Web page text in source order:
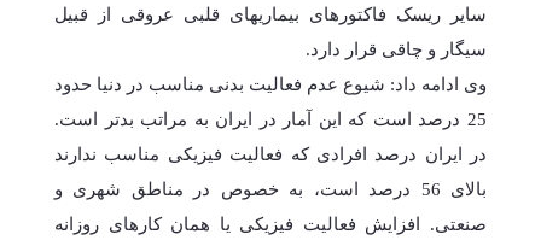
سایر ریسک فاکتورهای بیماریهای قلبی عروقی از قبیل
سیگار و چاقی قرار دارد.
وی ادامه داد: شیوع عدم فعالیت بدنی مناسب در دنیا حدود
25 درصد است که این آمار در ایران به مراتب بدتر است.
در ایران درصد افرادی که فعالیت فیزیکی مناسب ندارند
بالای 56 درصد است، به خصوص در مناطق شهری و
صنعتی. افزایش فعالیت فیزیکی یا همان کارهای روزانه